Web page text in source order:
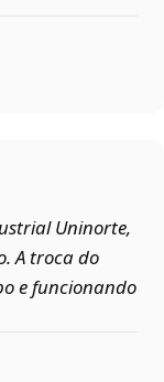
Uninorte,
A troca do
e funcionando